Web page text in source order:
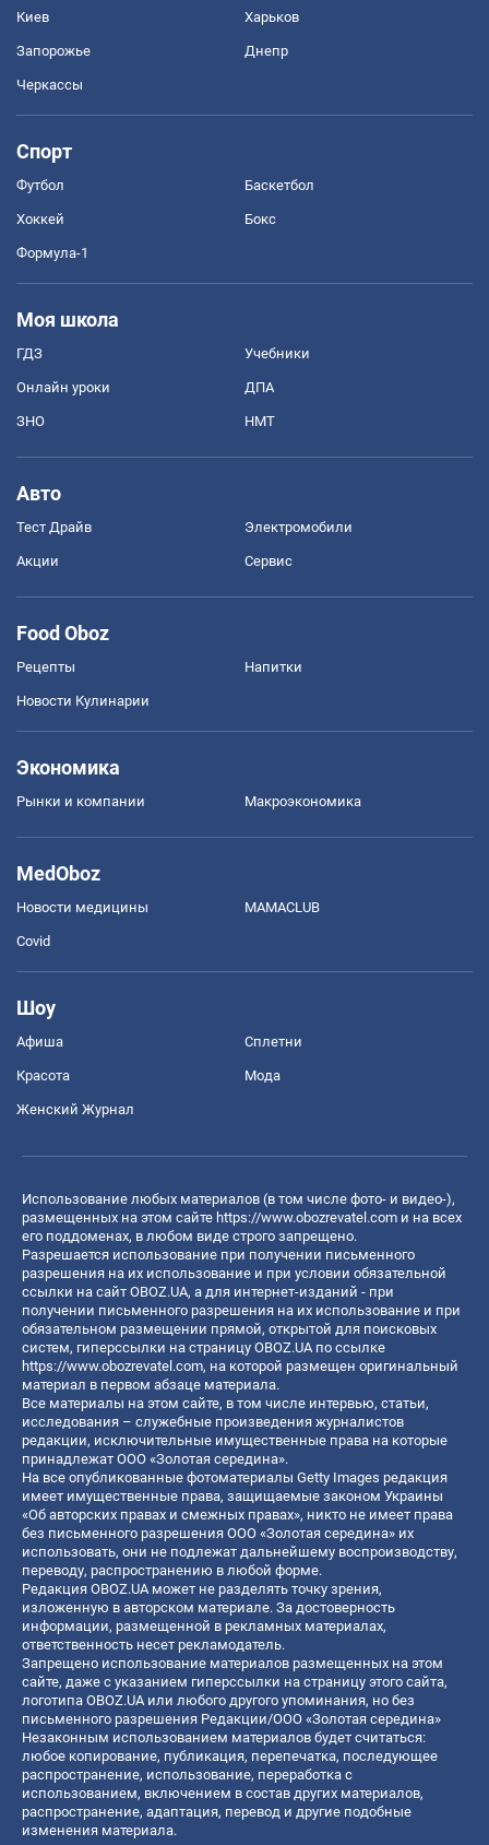
Киев Харьков
Запорожье Днепр
Черкассы
Спорт
Футбол Баскетбол
Хоккей Бокс
Формула-1
Моя школа
ГДЗ Учебники
Онлайн уроки ДПА
ЗНО НМТ
Авто
Тест Драйв Электромобили
Акции Сервис
Food Oboz
Рецепты Напитки
Новости Кулинарии
Экономика
Рынки и компании Mакроэкономика
MedOboz
Новости медицины MAMACLUB
Covid
Шоу
Афиша Сплетни
Красота Мода
Женский Журнал
Использование любых материалов (в том числе фото- и видео-),
размещенных на этом сайте https://www.obozrevatel.com и на всех
его поддоменах, в любом виде строго запрещено.
Разрешается использование при получении письменного
разрешения на их использование и при условии обязательной
ссылки на сайт OBOZ.UA, а для интернет-изданий - при
получении письменного разрешения на их использование и при
обязательном размещении прямой, открытой для поисковых
систем, гиперссылки на страницу OBOZ.UA по ссылке
https://www.obozrevatel.com, на которой размещен оригинальный
материал в первом абзаце материала.
Все материалы на этом сайте, в том числе интервью, статьи,
исследования – служебные произведения журналистов
редакции, исключительные имущественные права на которые
принадлежат ООО «Золотая середина».
На все опубликованные фотоматериалы Getty Images редакция
имеет имущественные права, защищаемые законом Украины
«Об авторских правах и смежных правах», никто не имеет права
без письменного разрешения ООО «Золотая середина» их
использовать, они не подлежат дальнейшему воспроизводству,
переводу, распространению в любой форме.
Редакция OBOZ.UA может не разделять точку зрения,
изложенную в авторском материале. За достоверность
информации, размещенной в рекламных материалах,
ответственность несет рекламодатель.
Запрещено использование материалов размещенных на этом
сайте, даже с указанием гиперссылки на страницу этого сайта,
логотипа OBOZ.UA или любого другого упоминания, но без
письменного разрешения Редакции/ООО «Золотая середина»
Незаконным использованием материалов будет считаться:
любое копирование, публикация, перепечатка, последующее
распространение, использование, переработка с
использованием, включением в состав других материалов,
распространение, адаптация, перевод и другие подобные
изменения материала.